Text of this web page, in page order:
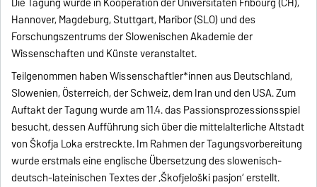
Hannover, Magdeburg, Stuttgart, Maribor (SLO) und des
Forschungszentrums der Slowenischen Akademie der
Wissenschaften und Künste veranstaltet.
Teilgenommen haben Wissenschaftler*innen aus Deutschland,
Slowenien, Österreich, der Schweiz, dem Iran und den USA. Zum
Auftakt der Tagung wurde am 11.4. das Passionsprozessionsspiel
besucht, dessen Aufführung sich über die mittelalterliche Altstadt
von Škofja Loka erstreckte. Im Rahmen der Tagungsvorbereitung
wurde erstmals eine englische Übersetzung des slowenisch-
deutsch-lateinischen Textes der ‚Škofjeloški pasijon‘ erstellt.